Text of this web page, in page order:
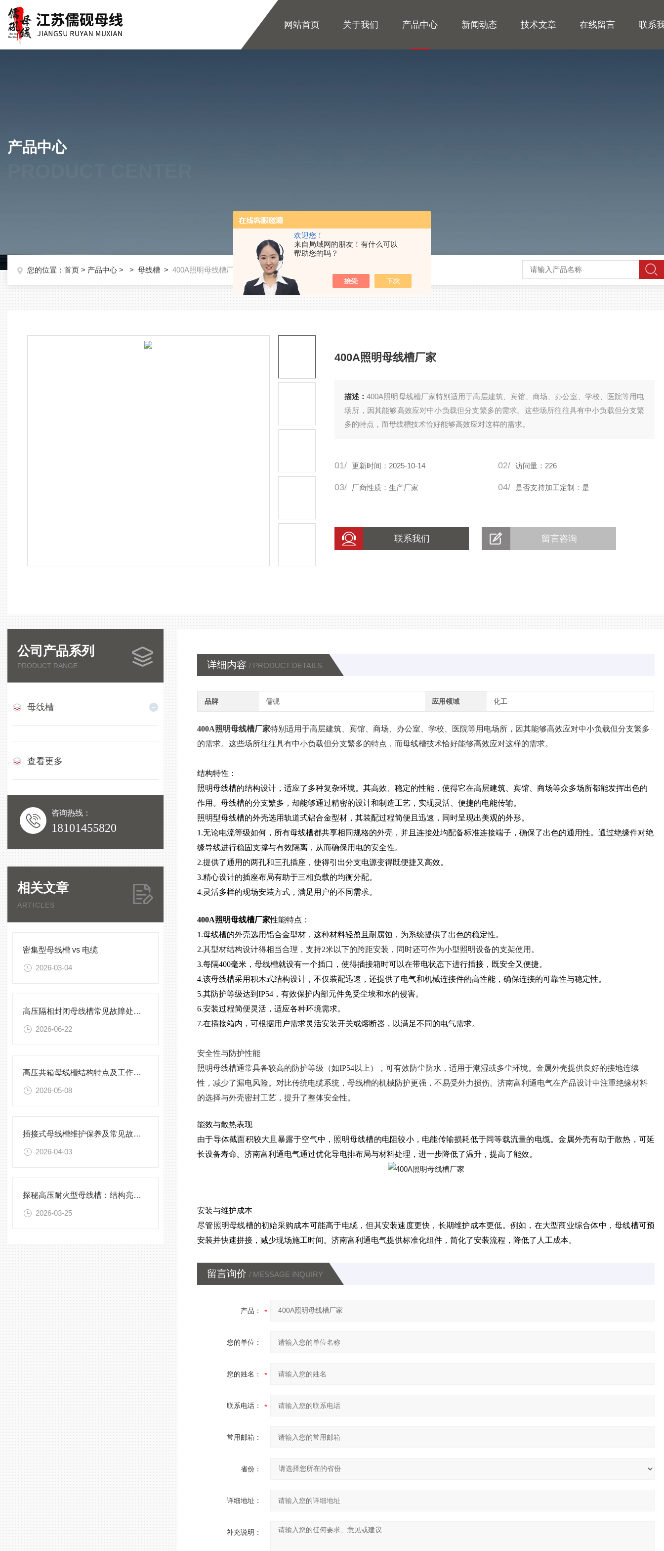
欢迎您！
来自局域网的朋友！有什么可以
帮助您的吗？
网站首页 关于我们 产品中心 新闻动态 技术文章 在线留言 联系
产品中心
您的位置： 首页 > 产品中心 > > 母线槽 > 400A照明母线槽厂家
400A照明母线槽厂家
描述：400A照明母线槽厂家特别适用于高层建筑、宾馆、商场、办公室、学校、医院等用电
场所，因其能够高效应对中小负载但分支繁多的需求。这些场所往往具有中小负载但分支繁
多的特点，而母线槽技术恰好能够高效应对这样的需求。
01/ 更新时间：2025-10-14 02/ 访问量：226
03/ 厂商性质：生产厂家 04/ 是否支持加工定制：是
联系我们 留言咨询
公司产品系列
PRODUCT RANGE
母线槽
查看更多
咨询热线：
18101455820
相关文章
ARTICLES
密集型母线槽 vs 电缆
2026-03-04
高压隔相封闭母线槽常见故障处理方案
2026-06-22
高压共箱母线槽结构特点及工作原理
2026-05-08
插接式母线槽维护保养及常见故障处理指南
2026-04-03
探秘高压耐火型母线槽：结构亮点与实用效能
2026-03-25
详细内容 / PRODUCT DETAILS
品牌 儒砚 应用领域 化工
400A照明母线槽厂家特别适用于高层建筑、宾馆、商场、办公室、学校、医院等用电场所，因其能够高效应对中小负载但分支繁多
的需求。这些场所往往具有中小负载但分支繁多的特点，而母线槽技术恰好能够高效应对这样的需求。
结构特性：
照明母线槽的结构设计，适应了多种复杂环境。其高效、稳定的性能，使得它在高层建筑、宾馆、商场等众多场所都能发挥出色的
作用。母线槽的分支繁多，却能够通过精密的设计和制造工艺，实现灵活、便捷的电能传输。
照明型母线槽的外壳选用轨道式铝合金型材，其装配过程简便且迅速，同时呈现出美观的外形。
1.无论电流等级如何，所有母线槽都共享相同规格的外壳，并且连接处均配备标准连接端子，确保了出色的通用性。通过绝缘件对绝
缘导线进行稳固支撑与有效隔离，从而确保用电的安全性。
2.提供了通用的两孔和三孔插座，使得引出分支电源变得既便捷又高效。
3.精心设计的插座布局有助于三相负载的均衡分配。
4.灵活多样的现场安装方式，满足用户的不同需求。
400A照明母线槽厂家性能特点：
1.母线槽的外壳选用铝合金型材，这种材料轻盈且耐腐蚀，为系统提供了出色的稳定性。
2.其型材结构设计得相当合理，支持2米以下的跨距安装，同时还可作为小型照明设备的支架使用。
3.每隔400毫米，母线槽就设有一个插口，使得插接箱时可以在带电状态下进行插接，既安全又便捷。
4.该母线槽采用积木式结构设计，不仅装配迅速，还提供了电气和机械连接件的高性能，确保连接的可靠性与稳定性。
5.其防护等级达到IP54，有效保护内部元件免受尘埃和水的侵害。
6.安装过程简便灵活，适应各种环境需求。
7.在插接箱内，可根据用户需求灵活安装开关或熔断器，以满足不同的电气需求。
安全性与防护性能
照明母线槽通常具备较高的防护等级（如IP54以上），可有效防尘防水，适用于潮湿或多尘环境。金属外壳提供良好的接地连续
性，减少了漏电风险。对比传统电缆系统，母线槽的机械防护更强，不易受外力损伤。济南富利通电气在产品设计中注重绝缘材料
的选择与外壳密封工艺，提升了整体安全性。
能效与散热表现
由于导体截面积较大且暴露于空气中，照明母线槽的电阻较小，电能传输损耗低于同等载流量的电缆。金属外壳有助于散热，可延
长设备寿命。济南富利通电气通过优化导电排布局与材料处理，进一步降低了温升，提高了能效。
安装与维护成本
尽管照明母线槽的初始采购成本可能高于电缆，但其安装速度更快，长期维护成本更低。例如，在大型商业综合体中，母线槽可预
安装并快速拼接，减少现场施工时间。济南富利通电气提供标准化组件，简化了安装流程，降低了人工成本。
留言询价 / MESSAGE INQUIRY
产品：
您的单位：
您的姓名：
联系电话：
常用邮箱：
省份：
详细地址：
补充说明：